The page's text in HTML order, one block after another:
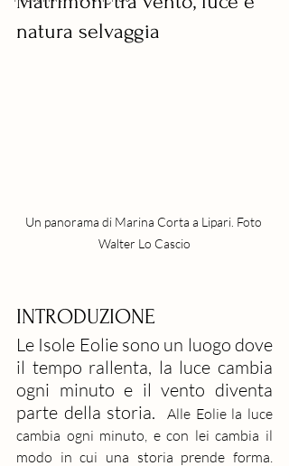
natura selvaggia
Un panorama di Marina Corta a Lipari. Foto
Walter Lo Cascio
INTRODUZIONE
Le Isole Eolie sono un luogo dove
il tempo rallenta, la luce cambia
ogni minuto e il vento diventa
parte della storia. Alle Eolie la luce
cambia ogni minuto, e con lei cambia il